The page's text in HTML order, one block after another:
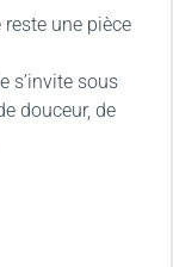
une pièce
s’invite sous
douceur, de